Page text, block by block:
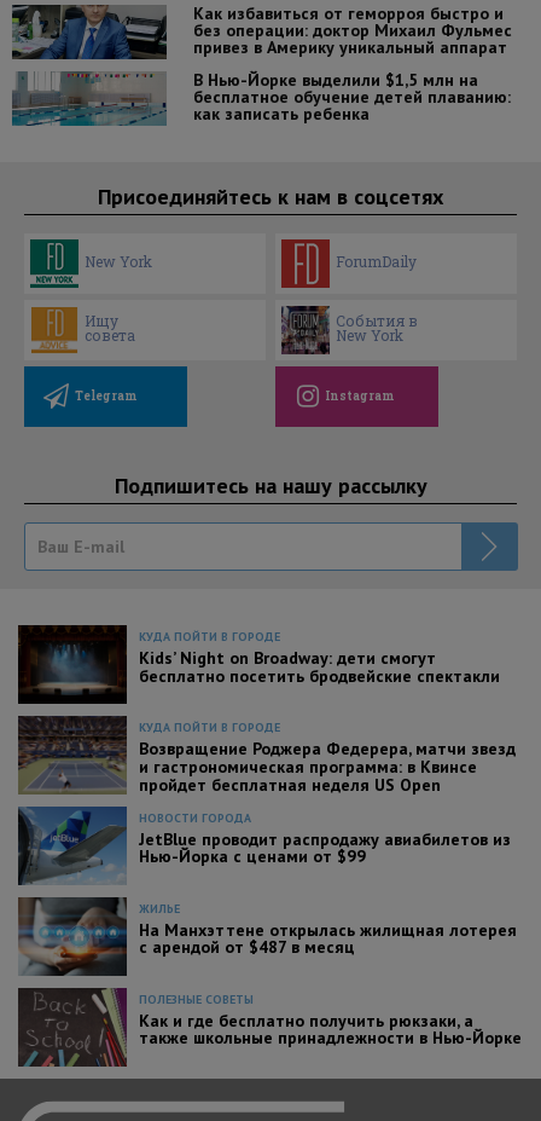
Как избавиться от геморроя быстро и
без операции: доктор Михаил Фульмес
привез в Америку уникальный аппарат
В Нью-Йорке выделили $1,5 млн на
бесплатное обучение детей плаванию:
как записать ребенка
Присоединяйтесь к нам в соцсетях
New York ForumDaily
Ищу
совета
События в
New York
Telegram Instagram
Подпишитесь на нашу рассылку
КУДА ПОЙТИ В ГОРОДЕ
Kids’ Night on Broadway: дети смогут
бесплатно посетить бродвейские спектакли
КУДА ПОЙТИ В ГОРОДЕ
Возвращение Роджера Федерера, матчи звезд
и гастрономическая программа: в Квинсе
пройдет бесплатная неделя US Open
ЖИЛЬЕ
На Манхэттене открылась жилищная лотерея
с арендой от $487 в месяц
НОВОСТИ ГОРОДА
JetBlue проводит распродажу авиабилетов из
Нью-Йорка с ценами от $99
ПОЛЕЗНЫЕ СОВЕТЫ
Как и где бесплатно получить рюкзаки, а
также школьные принадлежности в Нью-Йорке